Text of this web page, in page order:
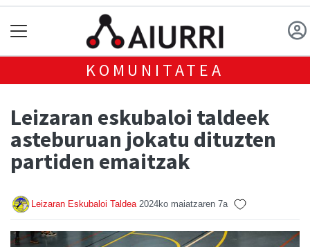
KOMUNITATEA
Leizaran eskubaloi taldeek
asteburuan jokatu dituzten
partiden emaitzak
Leizaran Eskubaloi Taldea 2024ko maiatzaren 7a